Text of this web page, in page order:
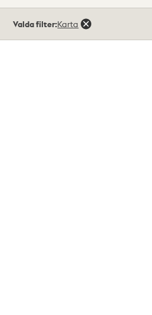
träffar
Valda filter:Karta